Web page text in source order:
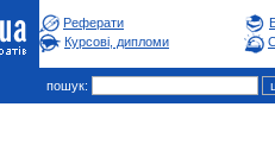
Реферати
Курсові, дипломи
пошук: